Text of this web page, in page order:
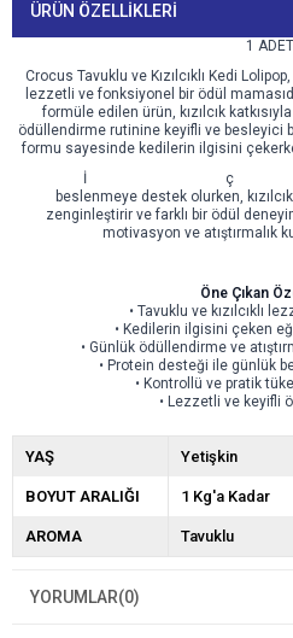
ÜRÜN ÖZELLIKLERI
1 ADET
Crocus Tavuklu ve Kızılcıklı Kedi
lezzetli ve fonksiyonel bir ödül
formüle edilen ürün, kızılcık
ödüllendirme rutinine keyifli ve besleyici
formu sayesinde kedilerin ilgisini
İ
ç
beslenmeye destek olurken,
zenginleştirir ve farklı bir ödül
motivasyon ve atıştırmalık
Öne Çıkan
• Tavuklu ve kızılcıklı
• Kedilerin ilgisini çeken
• Günlük ödüllendirme ve
• Protein desteği ile günlük
• Kontrollü ve pratik
• Lezzetli ve keyifli
YAŞ Yetişkin
BOYUT ARALIĞI 1 Kg'a Kadar
AROMA Tavuklu
YORUMLAR(0)